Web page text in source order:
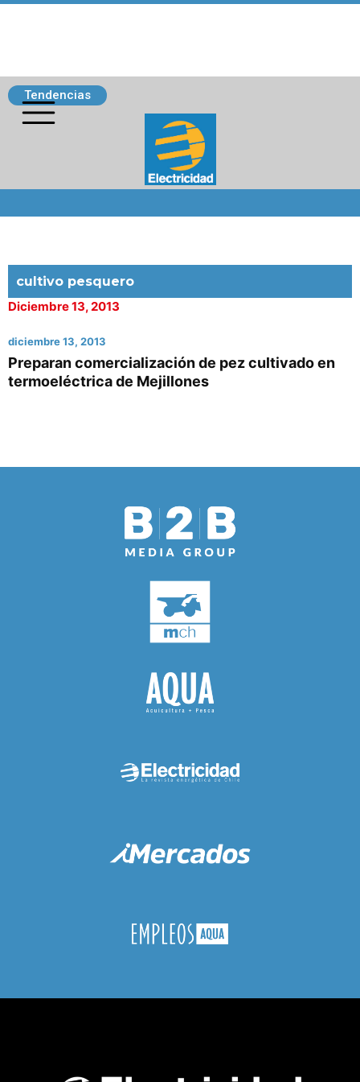
Tendencias
cultivo pesquero
Diciembre 13, 2013
diciembre 13, 2013
Preparan comercialización de pez cultivado en
termoeléctrica de Mejillones